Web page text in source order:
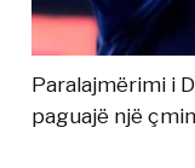
Paralajmërimi i
paguajë një